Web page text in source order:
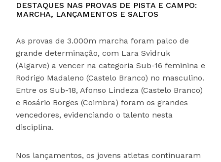
DESTAQUES NAS PROVAS DE PISTA E CAMPO:
MARCHA, LANÇAMENTOS E SALTOS
As provas de 3.000m marcha foram palco de
grande determinação, com Lara Svidruk
(Algarve) a vencer na categoria Sub-16 feminina e
Rodrigo Madaleno (Castelo Branco) no masculino.
Entre os Sub-18, Afonso Lindeza (Castelo Branco)
e Rosário Borges (Coimbra) foram os grandes
vencedores, evidenciando o talento nesta
disciplina.
Nos lançamentos, os jovens atletas continuaram